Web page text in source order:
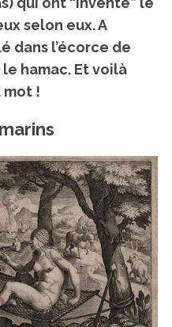
selon eux. A
dans l’écorce de
hamac. Et voilà
mot !